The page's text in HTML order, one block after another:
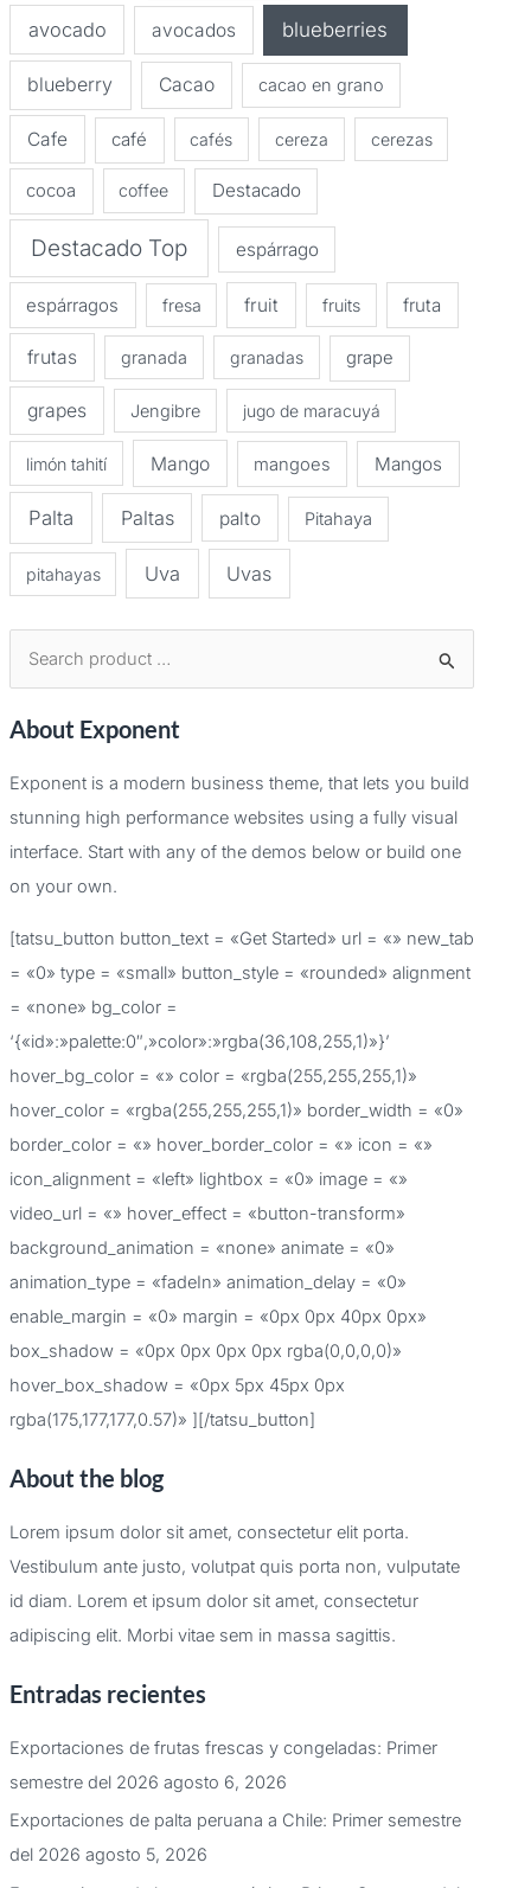
avocado avocados blueberries
blueberry Cacao cacao en grano
Cafe café cafés cereza cerezas
cocoa coffee Destacado
Destacado Top espárrago
espárragos fresa fruit fruits fruta
frutas granada granadas grape
grapes Jengibre jugo de maracuyá
limón tahití Mango mangoes Mangos
Palta Paltas palto Pitahaya
pitahayas Uva Uvas
s
r
:
About Exponent
Exponent is a modern business theme, that lets you build
stunning high performance websites using a fully visual
interface. Start with any of the demos below or build one
on your own.
[tatsu_button button_text = «Get Started» url = «» new_tab
= «0» type = «small» button_style = «rounded» alignment
= «none» bg_color =
‘{«id»:»palette:0″,»color»:»rgba(36,108,255,1)»}’
hover_bg_color = «» color = «rgba(255,255,255,1)»
hover_color = «rgba(255,255,255,1)» border_width = «0»
border_color = «» hover_border_color = «» icon = «»
icon_alignment = «left» lightbox = «0» image = «»
video_url = «» hover_effect = «button-transform»
background_animation = «none» animate = «0»
animation_type = «fadeIn» animation_delay = «0»
enable_margin = «0» margin = «0px 0px 40px 0px»
box_shadow = «0px 0px 0px 0px rgba(0,0,0,0)»
hover_box_shadow = «0px 5px 45px 0px
rgba(175,177,177,0.57)» ][/tatsu_button]
About the blog
Lorem ipsum dolor sit amet, consectetur elit porta.
Vestibulum ante justo, volutpat quis porta non, vulputate
id diam. Lorem et ipsum dolor sit amet, consectetur
adipiscing elit. Morbi vitae sem in massa sagittis.
Entradas recientes
Exportaciones de frutas frescas y congeladas: Primer
semestre del 2026 agosto 6, 2026
Exportaciones de palta peruana a Chile: Primer semestre
del 2026 agosto 5, 2026